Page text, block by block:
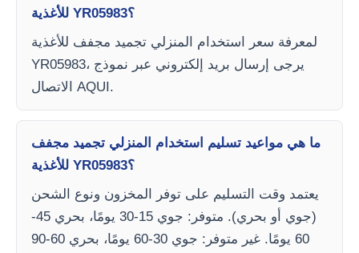
للأغذية YR05983؟
لمعرفة سعر استخدام المنزلي تجميد مجفف للأغذية
YR05983، يرجى إرسال بريد إلكتروني عبر نموذج
الاتصال AQUI.
ما هي مواعيد تسليم استخدام المنزلي تجميد مجفف
للأغذية YR05983؟
يعتمد وقت التسليم على توفر المخزون ونوع الشحن
(جوي أو بحري). متوفر: جوي 15-30 يومًا، بحري 45-
60 يومًا. غير متوفر: جوي 30-60 يومًا، بحري 60-90